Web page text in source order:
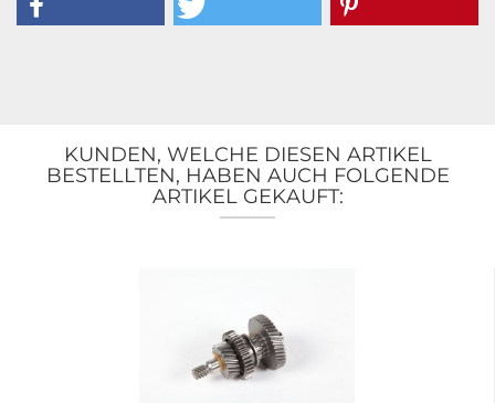
KUNDEN, WELCHE DIESEN ARTIKEL
BESTELLTEN, HABEN AUCH FOLGENDE
ARTIKEL GEKAUFT: